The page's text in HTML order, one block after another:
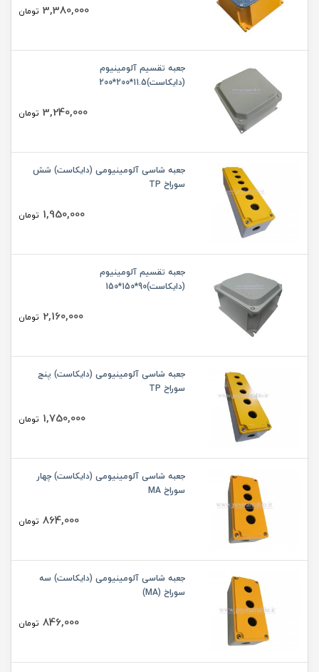
3,380,000 تومان
جعبه تقسیم آلومینیوم
(دایکاست)11.5*200*200
3,240,000 تومان
جعبه شاسی آلومینیومی (دایکاست) شش
سوراخ TP
1,950,000 تومان
جعبه تقسیم آلومینیوم
(دایکاست)90*150*150
2,160,000 تومان
جعبه شاسی آلومینیومی (دایکاست) پنج
سوراخ TP
1,750,000 تومان
جعبه شاسی آلومینیومی (دایکاست) چهار
سوراخ MA
864,000 تومان
جعبه شاسی آلومینیومی (دایکاست) سه
سوراخ (MA)
846,000 تومان